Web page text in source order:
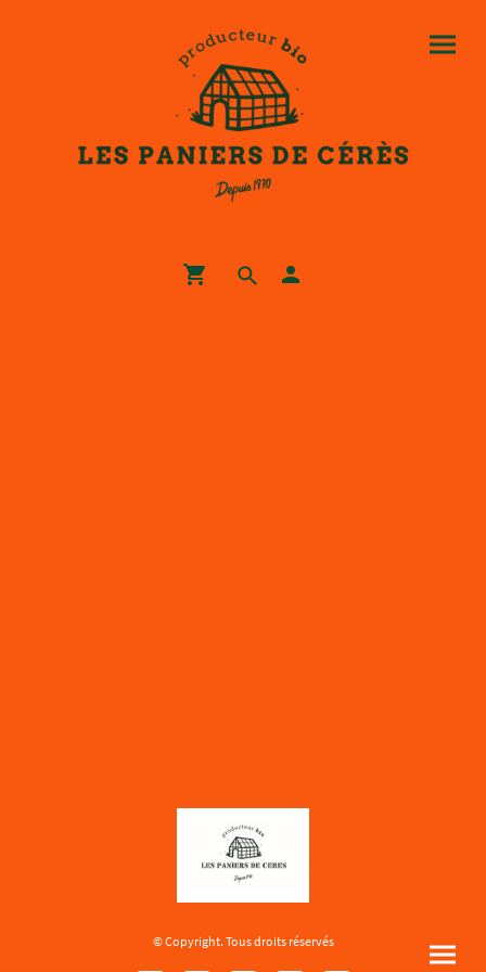
© Copyright. Tous droits réservés